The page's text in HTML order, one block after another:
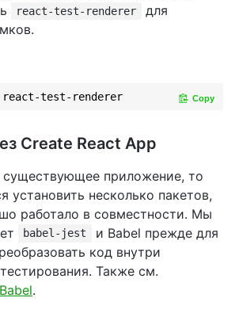
react-test-renderer
для
yarn add --dev react-test-renderer Copy
Create React App
существующее приложение, то
установить несколько пакетов,
работало в совместности. Мы
babel-jest и Babel прежде для
код внутри
Также см.
.